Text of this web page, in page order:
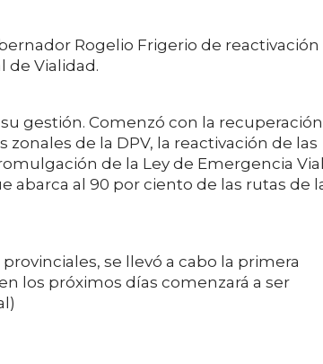
Rogelio Frigerio de reactivación
de Vialidad.
gestión. Comenzó con la recuperación
de la DPV, la reactivación de las
de la Ley de Emergencia
abarca al 90 por ciento de las rutas de
se llevó a cabo la primera
los próximos días comenzará a ser